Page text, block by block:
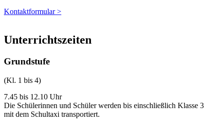
Kontaktformular >
Unterrichtszeiten
Grundstufe
(Kl. 1 bis 4)
7.45 bis 12.10 Uhr
Die Schülerinnen und Schüler werden bis einschließlich Klasse 3
mit dem Schultaxi transportiert.